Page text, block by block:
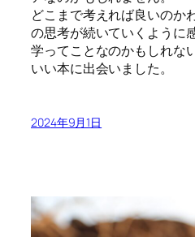
どこまで考えれば良いのか
の思考が続いていくように
学ってことなのかもしれない
いい本に出会いました。
2024年9月1日